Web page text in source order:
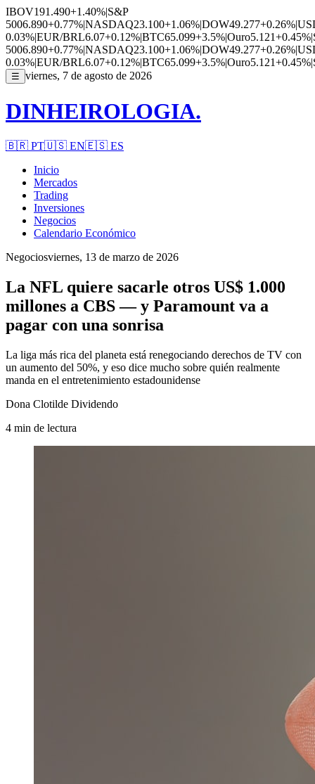
IBOV191.490+1.40%|S&P
5006.890+0.77%|NASDAQ23.100+1.06%|DOW49.277+0.26%|
0.03%|EUR/BRL6.07+0.12%|BTC65.099+3.5%|Ouro5.121+0.45%|
5006.890+0.77%|NASDAQ23.100+1.06%|DOW49.277+0.26%|
0.03%|EUR/BRL6.07+0.12%|BTC65.099+3.5%|Ouro5.121+0.45%|
☰ viernes, 7 de agosto de 2026
DINHEIROLOGIA.
🇧🇷 PT🇺🇸 EN🇪🇸 ES
Inicio
Mercados
Trading
Inversiones
Negocios
Calendario Económico
Negociosviernes, 13 de marzo de 2026
La NFL quiere sacarle otros US$ 1.000
millones a CBS — y Paramount va a
pagar con una sonrisa
La liga más rica del planeta está renegociando derechos de TV con
un aumento del 50%, y eso dice mucho sobre quién realmente
manda en el entretenimiento estadounidense
Dona Clotilde Dividendo
4 min de lectura